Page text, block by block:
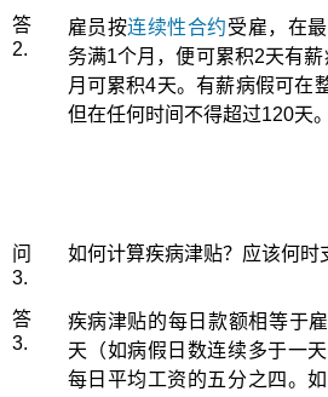
答
2.
雇员按连续性合约受雇，在
务满1个月，便可累积2天有
月可累积4天。有薪病假可在
但在任何时间不得超过120天。
问
3.
如何计算疾病津贴？应该何时
答
3.
疾病津贴的每日款额相等于
天（如病假日数连续多于一
每日平均工资的五分之四。